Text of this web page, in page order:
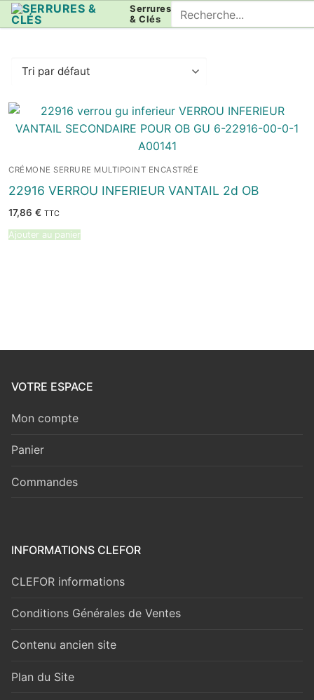
Aller
au
Serrures
& Clés
Rechercher
:
CRÉMONE SERRURE MULTIPOINT ENCASTRÉE
22916 VERROU INFERIEUR VANTAIL 2d OB
17,86 € TTC
Ajouter au panier
VOTRE ESPACE
Mon compte
Panier
Commandes
INFORMATIONS CLEFOR
CLEFOR informations
Conditions Générales de Ventes
Contenu ancien site
Plan du Site